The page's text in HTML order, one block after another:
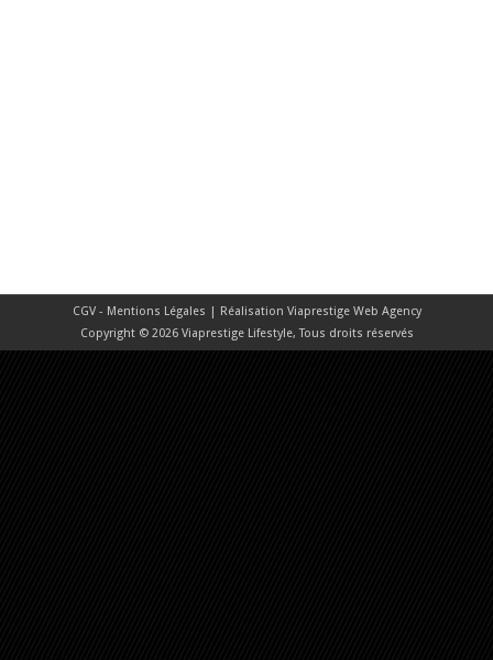
CGV - Mentions Légales | Réalisation Viaprestige Web Agency
Copyright © 2026 Viaprestige Lifestyle, Tous droits réservés